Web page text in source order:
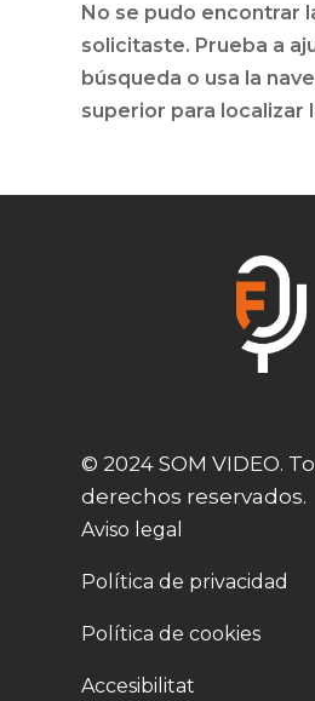
No se pudo encontrar
solicitaste. Prueba a
búsqueda o usa la
superior para localizar
© 2024 SOM VIDEO.
derechos reservados.
Aviso legal
Política de privacidad
Política de cookies
Accesibilitat